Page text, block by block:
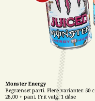
Monster Energy
Begrænset parti. Flere varianter. 50
28,00 + pant. Frit valg. 1 dåse